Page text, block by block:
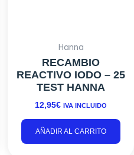
Hanna
RECAMBIO
REACTIVO IODO – 25
TEST HANNA
12,95€ IVA INCLUIDO
AÑADIR AL CARRITO